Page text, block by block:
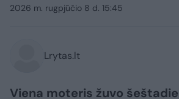
2026 m. rugpjūčio 8 d. 15:45
Lrytas.lt
Viena moteris žuvo